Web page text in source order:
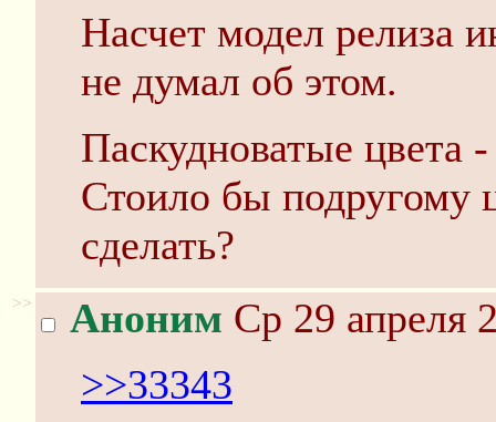
Насчет модел релиза
не думал об этом.
Паскудноватые цвета
Стоило бы подругому
сделать?
>> Аноним Ср 29 апреля
>>33343